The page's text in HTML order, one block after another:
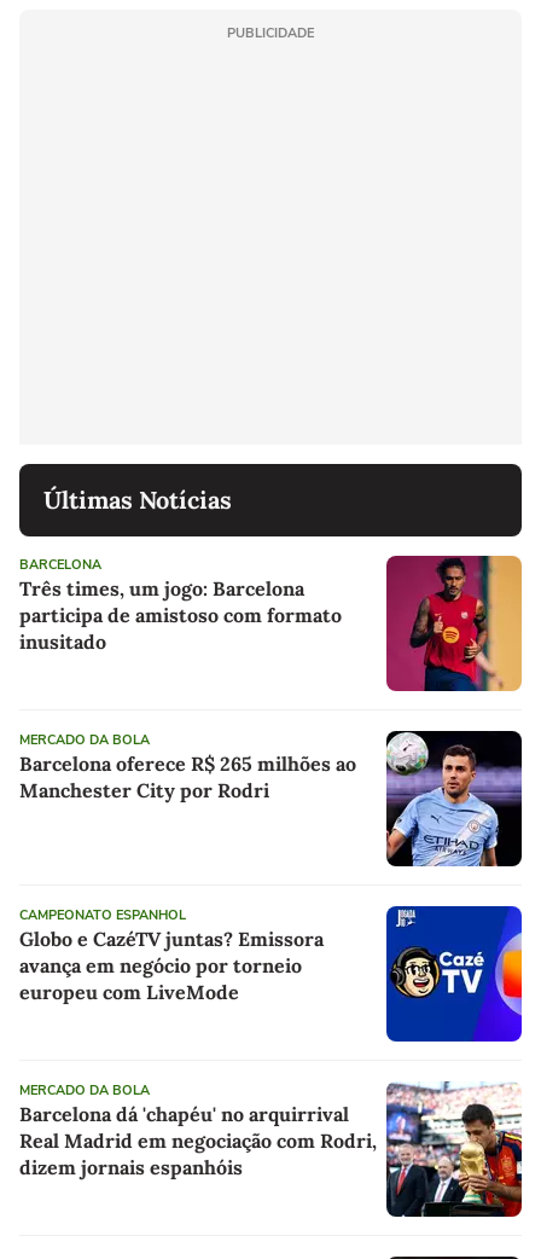
PUBLICIDADE
Últimas Notícias
BARCELONA
Três times, um jogo: Barcelona
participa de amistoso com formato
inusitado
MERCADO DA BOLA
Barcelona oferece R$ 265 milhões ao
Manchester City por Rodri
CAMPEONATO ESPANHOL
Globo e CazéTV juntas? Emissora
avança em negócio por torneio
europeu com LiveMode
MERCADO DA BOLA
Barcelona dá 'chapéu' no arquirrival
Real Madrid em negociação com Rodri,
dizem jornais espanhóis